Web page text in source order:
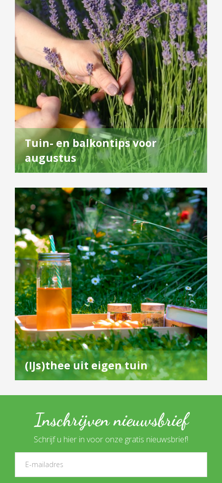
Tuin- en balkontips voor
augustus
(IJs)thee uit eigen tuin
Inschrijven nieuwsbrief
Schrijf u hier in voor onze gratis nieuwsbrief!